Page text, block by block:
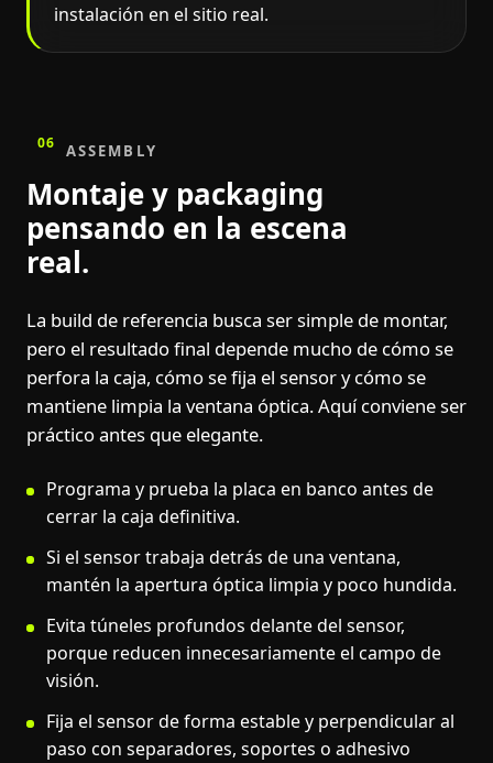
instalación en el sitio real.
06 ASSEMBLY
Montaje y packaging
pensando en la escena
real.
La build de referencia busca ser simple de montar,
pero el resultado final depende mucho de cómo se
perfora la caja, cómo se fija el sensor y cómo se
mantiene limpia la ventana óptica. Aquí conviene ser
práctico antes que elegante.
Programa y prueba la placa en banco antes de
cerrar la caja definitiva.
Si el sensor trabaja detrás de una ventana,
mantén la apertura óptica limpia y poco hundida.
Evita túneles profundos delante del sensor,
porque reducen innecesariamente el campo de
visión.
Fija el sensor de forma estable y perpendicular al
paso con separadores, soportes o adhesivo